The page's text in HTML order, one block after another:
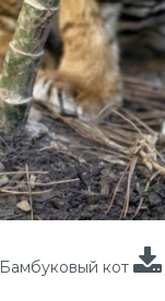
Бамбуковый кот